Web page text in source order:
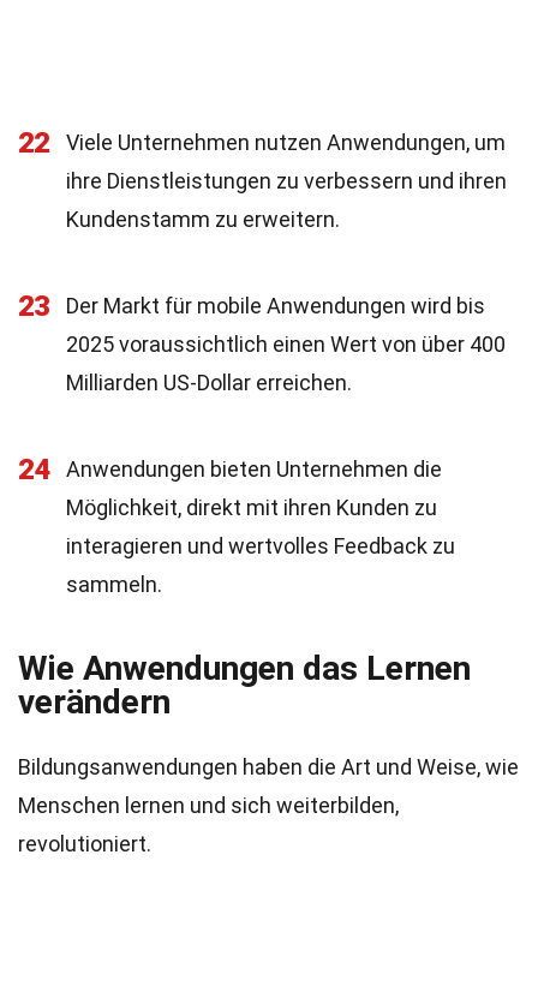
22
Viele Unternehmen nutzen Anwendungen, um
ihre Dienstleistungen zu verbessern und ihren
Kundenstamm zu erweitern.
23
Der Markt für mobile Anwendungen wird bis
2025 voraussichtlich einen Wert von über 400
Milliarden US-Dollar erreichen.
24
Anwendungen bieten Unternehmen die
Möglichkeit, direkt mit ihren Kunden zu
interagieren und wertvolles Feedback zu
sammeln.
Wie Anwendungen das Lernen
verändern
Bildungsanwendungen haben die Art und Weise, wie
Menschen lernen und sich weiterbilden,
revolutioniert.